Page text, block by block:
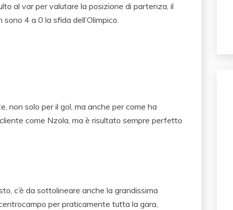
al var per valutare la posizione di partenza, il
4 a 0 la sfida dell’Olimpico.
non solo per il gol, ma anche per come ha
come Nzola, ma è risultato sempre perfetto
c’è da sottolineare anche la grandissima
per praticamente tutta la gara,